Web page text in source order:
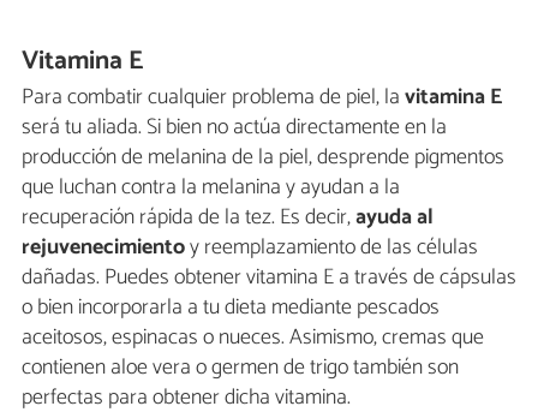
Vitamina E
Para combatir cualquier problema de piel, lavitamina E
será tu aliada. Si bien no actúa directamente en la
producción de melanina de la piel, desprende pigmentos
que luchan contra la melanina y ayudan a la
recuperación rápida de la tez. Es decir,ayuda al
rejuvenecimientoy reemplazamiento de las células
dañadas. Puedes obtener vitamina E a través de cápsulas
o bien incorporarla a tu dieta mediante pescados
aceitosos, espinacas o nueces. Asimismo, cremas que
contienen aloe vera o germen de trigo también son
perfectas para obtener dicha vitamina.